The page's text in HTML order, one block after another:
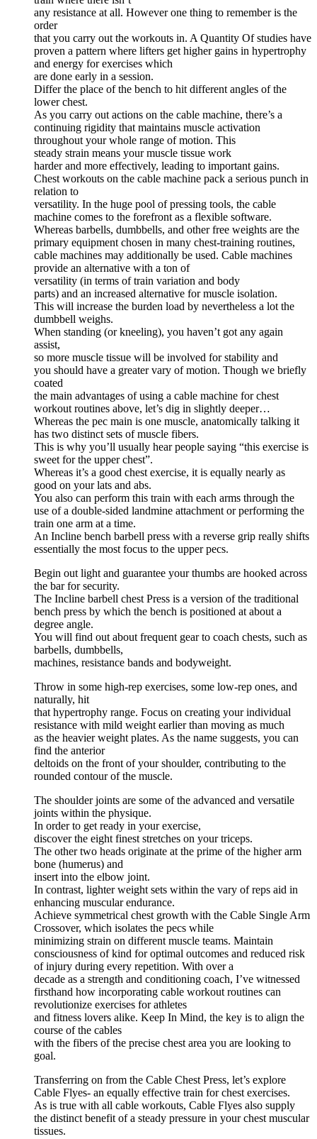
any resistance at all. However one thing to remember is the
order
that you carry out the workouts in. A Quantity Of studies have
proven a pattern where lifters get higher gains in hypertrophy
and energy for exercises which
are done early in a session.
Differ the place of the bench to hit different angles of the
lower chest.
As you carry out actions on the cable machine, there’s a
continuing rigidity that maintains muscle activation
throughout your whole range of motion. This
steady strain means your muscle tissue work
harder and more effectively, leading to important gains.
Chest workouts on the cable machine pack a serious punch in
relation to
versatility. In the huge pool of pressing tools, the cable
machine comes to the forefront as a flexible software.
Whereas barbells, dumbbells, and other free weights are the
primary equipment chosen in many chest-training routines,
cable machines may additionally be used. Cable machines
provide an alternative with a ton of
versatility (in terms of train variation and body
parts) and an increased alternative for muscle isolation.
This will increase the burden load by nevertheless a lot the
dumbbell weighs.
When standing (or kneeling), you haven’t got any again
assist,
so more muscle tissue will be involved for stability and
you should have a greater vary of motion. Though we briefly
coated
the main advantages of using a cable machine for chest
workout routines above, let’s dig in slightly deeper…
Whereas the pec main is one muscle, anatomically talking it
has two distinct sets of muscle fibers.
This is why you’ll usually hear people saying “this exercise is
sweet for the upper chest”.
Whereas it’s a good chest exercise, it is equally nearly as
good on your lats and abs.
You also can perform this train with each arms through the
use of a double-sided landmine attachment or performing the
train one arm at a time.
An Incline bench barbell press with a reverse grip really shifts
essentially the most focus to the upper pecs.
Begin out light and guarantee your thumbs are hooked across
the bar for security.
The Incline barbell chest Press is a version of the traditional
bench press by which the bench is positioned at about a
degree angle.
You will find out about frequent gear to coach chests, such as
barbells, dumbbells,
machines, resistance bands and bodyweight.
Throw in some high-rep exercises, some low-rep ones, and
naturally, hit
that hypertrophy range. Focus on creating your individual
resistance with mild weight earlier than moving as much
as the heavier weight plates. As the name suggests, you can
find the anterior
deltoids on the front of your shoulder, contributing to the
rounded contour of the muscle.
The shoulder joints are some of the advanced and versatile
joints within the physique.
In order to get ready in your exercise,
discover the eight finest stretches on your triceps.
The other two heads originate at the prime of the higher arm
bone (humerus) and
insert into the elbow joint.
In contrast, lighter weight sets within the vary of reps aid in
enhancing muscular endurance.
Achieve symmetrical chest growth with the Cable Single Arm
Crossover, which isolates the pecs while
minimizing strain on different muscle teams. Maintain
consciousness of kind for optimal outcomes and reduced risk
of injury during every repetition. With over a
decade as a strength and conditioning coach, I’ve witnessed
firsthand how incorporating cable workout routines can
revolutionize exercises for athletes
and fitness lovers alike. Keep In Mind, the key is to align the
course of the cables
with the fibers of the precise chest area you are looking to
goal.
Transferring on from the Cable Chest Press, let’s explore
Cable Flyes- an equally effective train for chest exercises.
As is true with all cable workouts, Cable Flyes also supply
the distinct benefit of a steady pressure in your chest muscular
tissues.